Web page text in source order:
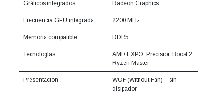
Gráficos integrados Radeon Graphics
Frecuencia GPU integrada 2200 MHz
Memoria compatible DDR5
Tecnologías
AMD EXPO, Precision Boost 2,
Ryzen Master
Presentación
WOF (Without Fan) – sin
disipador